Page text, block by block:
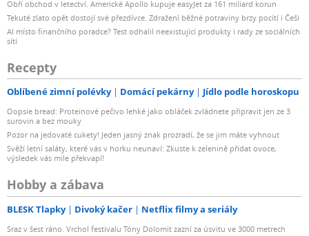
Obří obchod v letectví. Americké Apollo kupuje easyJet za 161 miliard korun
Tekuté zlato opět dostojí své přezdívce. Zdražení běžné potraviny brzy pocítí i Češi
AI místo finančního poradce? Test odhalil neexistující produkty i rady ze sociálních
sítí
Recepty
Oblíbené zimní polévky Domácí pekárny Jídlo podle horoskopu
Oopsie bread: Proteinové pečivo lehké jako obláček zvládnete připravit jen ze 3
surovin a bez mouky
Pozor na jedovaté cukety! Jeden jasný znak prozradí, že se jim máte vyhnout
Svěží letní saláty, které vás v horku neunaví: Zkuste k zelenině přidat ovoce,
výsledek vás mile překvapí!
Hobby a zábava
BLESK Tlapky Divoký kačer Netflix filmy a seriály
Sraz v šest ráno. Vrchol festivalu Tóny Dolomit zazní za úsvitu ve 3000 metrech